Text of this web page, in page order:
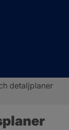
detaljplaner